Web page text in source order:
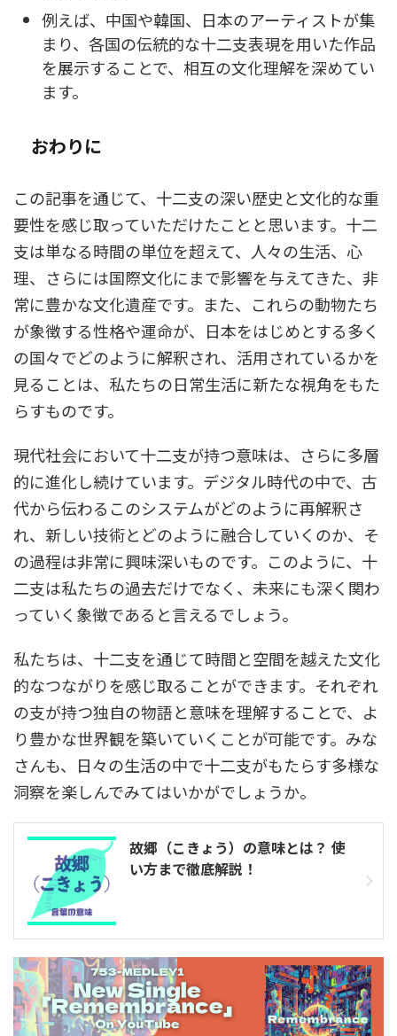
例えば、中国や韓国、日本のアーティストが集
まり、各国の伝統的な十二支表現を用いた作品
を展示することで、相互の文化理解を深めてい
ます。
おわりに
この記事を通じて、十二支の深い歴史と文化的な重
要性を感じ取っていただけたことと思います。十二
支は単なる時間の単位を超えて、人々の生活、心
理、さらには国際文化にまで影響を与えてきた、非
常に豊かな文化遺産です。また、これらの動物たち
が象徴する性格や運命が、日本をはじめとする多く
の国々でどのように解釈され、活用されているかを
見ることは、私たちの日常生活に新たな視角をもた
らすものです。
現代社会において十二支が持つ意味は、さらに多層
的に進化し続けています。デジタル時代の中で、古
代から伝わるこのシステムがどのように再解釈さ
れ、新しい技術とどのように融合していくのか、そ
の過程は非常に興味深いものです。このように、十
二支は私たちの過去だけでなく、未来にも深く関わ
っていく象徴であると言えるでしょう。
私たちは、十二支を通じて時間と空間を越えた文化
的なつながりを感じ取ることができます。それぞれ
の支が持つ独自の物語と意味を理解することで、よ
り豊かな世界観を築いていくことが可能です。みな
さんも、日々の生活の中で十二支がもたらす多様な
洞察を楽しんでみてはいかがでしょうか。
故郷（こきょう）の意味とは？ 使
い方まで徹底解説！